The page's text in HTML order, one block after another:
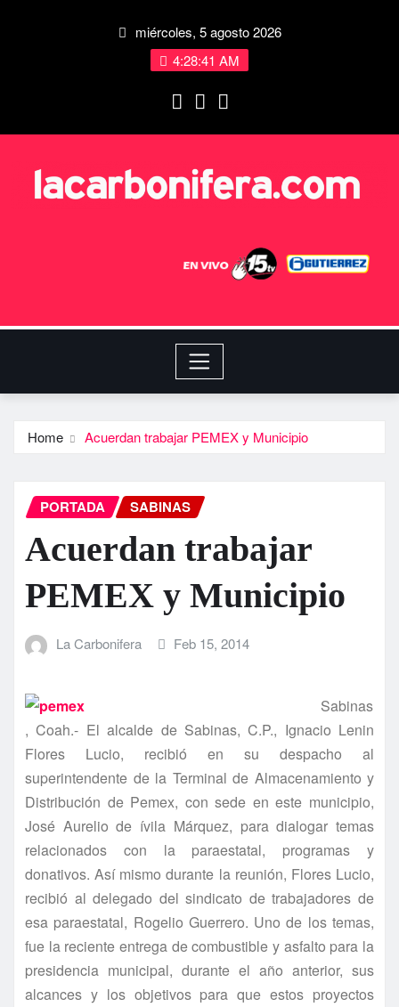
miércoles, 5 agosto 2026
4:28:42 AM
Home Acuerdan trabajar PEMEX y Municipio
PORTADA SABINAS
Acuerdan trabajar
PEMEX y Municipio
La Carbonifera Feb 15, 2014
Sabinas
, Coah.- El alcalde de Sabinas, C.P., Ignacio Lenin
Flores Lucio, recibió en su despacho al
superintendente de la Terminal de Almacenamiento y
Distribución de Pemex, con sede en este municipio,
José Aurelio de ívila Márquez, para dialogar temas
relacionados con la paraestatal, programas y
donativos. Así­ mismo durante la reunión, Flores Lucio,
recibió al delegado del sindicato de trabajadores de
esa paraestatal, Rogelio Guerrero. Uno de los temas,
fue la reciente entrega de combustible y asfalto para la
presidencia municipal, durante el año anterior, sus
alcances y los objetivos para que estos proyectos